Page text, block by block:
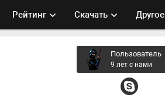
Рейтинг Скачать Другое
Пользователь
9 лет с нами